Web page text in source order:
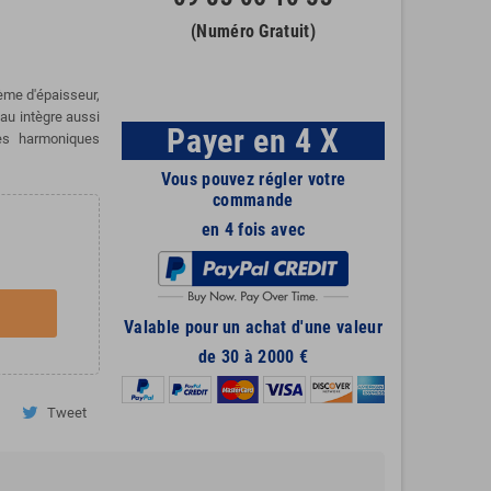
d'épaisseur,
intègre aussi
harmoniques
Tweet
(Numéro Gratuit)
Payer en 4 X
Vous pouvez régler votre
commande
en 4 fois avec
Valable pour un achat d'une valeur
de 30 à 2000 €